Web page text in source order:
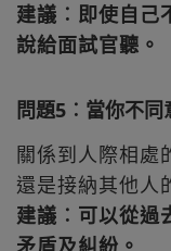
建議︰即使自己
說給面試官聽。
問題5︰當你不
關係到人際相處
還是接納其他人
建議︰可以從過